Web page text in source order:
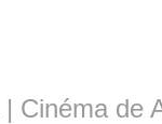
| Cinéma de